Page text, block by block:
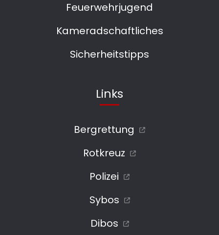
Feuerwehrjugend
Kameradschaftliches
Sicherheitstipps
Links
Bergrettung
Rotkreuz
Polizei
Sybos
Dibos